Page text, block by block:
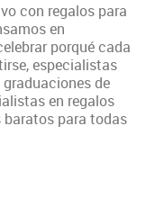
con regalos para
en
porqué cada
especialistas
de
en regalos
para todas